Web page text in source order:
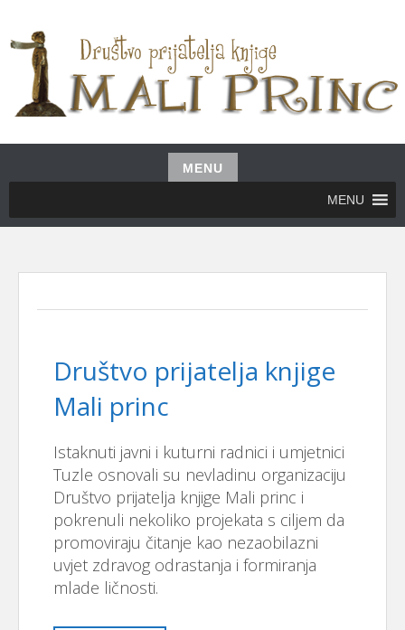
content
MALI PRINC
MENU
to
MENU
Društvo prijatelja knjige
Mali princ
Istaknuti javni i kuturni radnici i umjetnici
Tuzle osnovali su nevladinu organizaciju
Društvo prijatelja knjige Mali princ i
pokrenuli nekoliko projekata s ciljem da
promoviraju čitanje kao nezaobilazni
uvjet zdravog odrastanja i formiranja
mlade ličnosti.